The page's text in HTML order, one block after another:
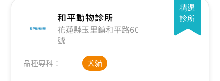
精選
診所
和平動物診所
花蓮縣玉里鎮和平路60
號
品種專科： 犬貓